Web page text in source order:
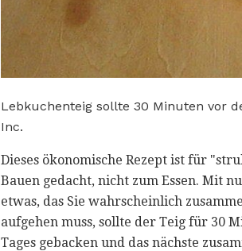
Lebkuchenteig sollte 30 Minuten vor
Inc.
Dieses ökonomische Rezept ist für
Bauen gedacht, nicht zum Essen. Mit
etwas, das Sie wahrscheinlich
aufgehen muss, sollte der Teig für 30
Tages gebacken und das nächste